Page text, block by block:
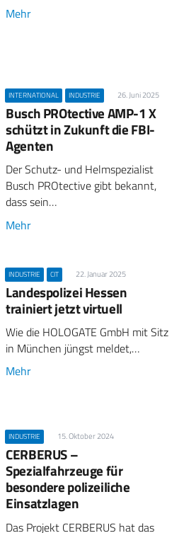
Mehr
INTERNATIONAL INDUSTRIE 26. Juni 2025
Busch PROtective AMP-1 X
schützt in Zukunft die FBI-
Agenten
Der Schutz- und Helmspezialist
Busch PROtective gibt bekannt,
dass sein…
Mehr
INDUSTRIE CIT 22. Januar 2025
Landespolizei Hessen
trainiert jetzt virtuell
Wie die HOLOGATE GmbH mit Sitz
in München jüngst meldet,…
Mehr
INDUSTRIE 15. Oktober 2024
CERBERUS –
Spezialfahrzeuge für
besondere polizeiliche
Einsatzlagen
Das Projekt CERBERUS hat das